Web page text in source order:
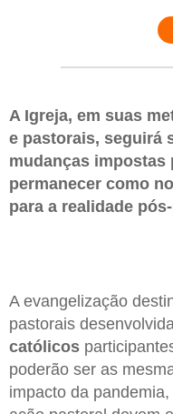
A Igreja, em suas
e pastorais, seguirá
mudanças impostas
permanecer como
para a realidade
A evangelização
pastorais
católicos
poderão ser as
impacto da